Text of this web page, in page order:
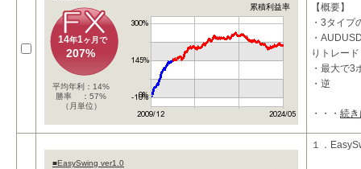
累積利益率
14年1ヶ月で
207%
平均年利：14%
勝率 ：57%
（月単位）
【概要】
・3タイ
・
りトレー
・最大で3
・逆
・・・ 続
■EasySwing ver1.0
１．